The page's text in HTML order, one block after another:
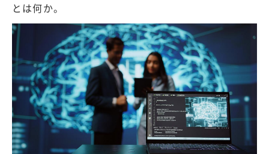
とは何か。